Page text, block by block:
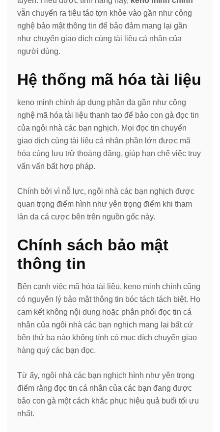
vẫn chuyển ra tiêu táo tợn khỏe vào gần như công
nghệ bảo mật thông tin để bảo đảm mang lại gần
như chuyển giao dịch cùng tài liệu cá nhân của
người dùng.
Hệ thống mã hóa tài liệu
keno minh chính áp dụng phần đa gần như công
nghệ mã hóa tài liệu thanh tao để bảo con gà đọc tin
của ngôi nhà các bạn nghịch. Mọi đọc tin chuyển
giao dịch cùng tài liệu cá nhân phần lớn được mã
hóa cùng lưu trữ thoáng đãng, giúp hạn chế việc truy
vấn vấn bất hợp pháp.
Chính bởi vì nỗ lực, ngôi nhà các bạn nghịch được
quan trọng điểm hình như yên trọng điểm khi tham
làn da cá cược bên trên nguồn gốc này.
Chính sách bảo mật
thông tin
Bên cạnh việc mã hóa tài liệu, keno minh chính cũng
có nguyên lý bảo mật thông tin bóc tách tách biệt. Họ
cam kết không nội dung hoặc phân phối đọc tin cá
nhân của ngôi nhà các bạn nghịch mang lại bất cứ
bên thứ ba nào không tính có mục đích chuyển giao
hàng quý các bạn đọc.
Từ ấy, ngôi nhà các bạn nghịch hình như yên trọng
điểm rằng đọc tin cá nhân của các bạn đang được
bảo con gà một cách khắc phục hiệu quả buổi tối ưu
nhất.